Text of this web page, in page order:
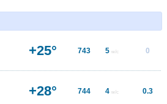
+25° 743 5 м/с 0
+28° 744 4 м/с 0.3